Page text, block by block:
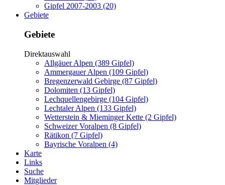
Gipfel 2007-2003 (20)
Gebiete
Gebiete
Direktauswahl
Allgäuer Alpen (389 Gipfel)
Ammergauer Alpen (109 Gipfel)
Bregenzerwald Gebirge (87 Gipfel)
Dolomiten (13 Gipfel)
Lechquellengebirge (104 Gipfel)
Lechtaler Alpen (133 Gipfel)
Wetterstein & Mieminger Kette (2 Gipfel)
Schweizer Voralpen (8 Gipfel)
Rätikon (7 Gipfel)
Bayrische Voralpen (4)
Karte
Links
Suche
Mitglieder